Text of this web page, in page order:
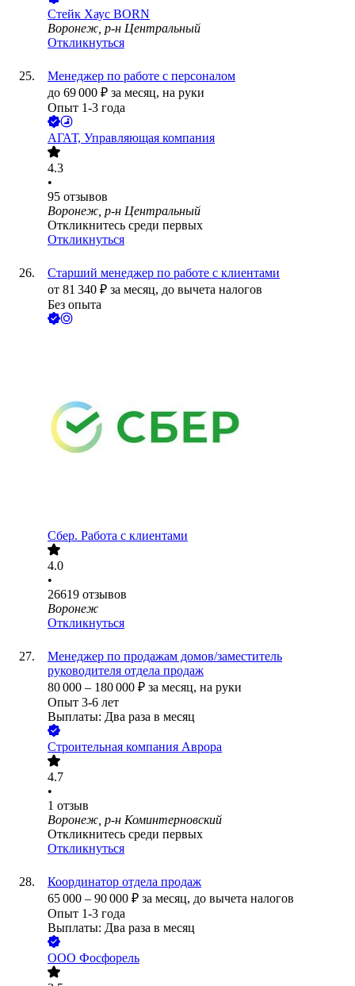
Стейк Хаус BORN
Воронеж, р-н Центральный
Откликнуться
Менеджер по работе с персоналом
до 69 000 ₽ за месяц, на руки
Опыт 1-3 года
АГАТ, Управляющая компания
4.3
•
95 отзывов
Воронеж, р-н Центральный
Откликнитесь среди первых
Откликнуться
Старший менеджер по работе с клиентами
от 81 340 ₽ за месяц, до вычета налогов
Без опыта
Сбер. Работа с клиентами
4.0
•
26619 отзывов
Воронеж
Откликнуться
Менеджер по продажам домов/заместитель
руководителя отдела продаж
80 000 – 180 000 ₽ за месяц, на руки
Опыт 3-6 лет
Выплаты: Два раза в месяц
Строительная компания Аврора
4.7
•
1 отзыв
Воронеж, р-н Коминтерновский
Откликнитесь среди первых
Откликнуться
Координатор отдела продаж
65 000 – 90 000 ₽ за месяц, до вычета налогов
Опыт 1-3 года
Выплаты: Два раза в месяц
ООО Фосфорель